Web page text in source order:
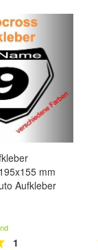
mm
Aufkleber
1